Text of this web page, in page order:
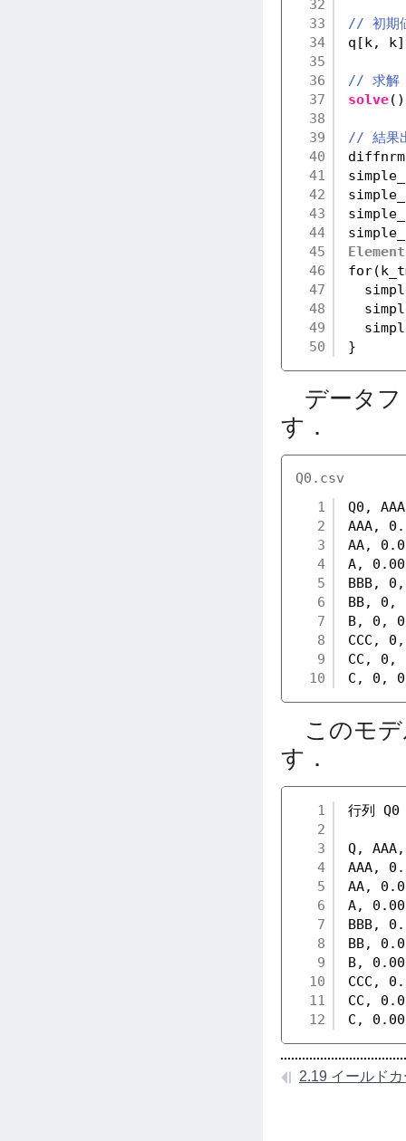
32
33
34
35
36
37
38
39
40
41
42
43
44
45
46
47
48
49
50
// 初期
q[k,
// 求解
solve
// 結果
Element
}
データフ
す．
Q0.csv
1
2
3
4
5
6
7
8
9
10
Q0,
AAA,
AA,
A,
BBB,
BB, 0,
B, 0,
CCC,
CC,
C, 0,
このモデ
す．
1
2
3
4
5
6
7
8
9
10
11
12
行列
Q,
AAA,
AA,
A,
BBB,
BB,
B,
CCC,
CC,
C,
2.19 イールド